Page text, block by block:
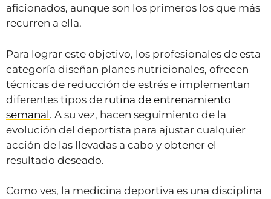
aficionados, aunque son los primeros los que más
recurren a ella.
Para lograr este objetivo, los profesionales de esta
categoría diseñan planes nutricionales, ofrecen
técnicas de reducción de estrés e implementan
diferentes tipos de rutina de entrenamiento
semanal. A su vez, hacen seguimiento de la
evolución del deportista para ajustar cualquier
acción de las llevadas a cabo y obtener el
resultado deseado.
Como ves, la medicina deportiva es una disciplina